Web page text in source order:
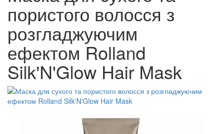
пористого волосся з
розгладжуючим
ефектом Rolland
Silk'N'Glow Hair Mask